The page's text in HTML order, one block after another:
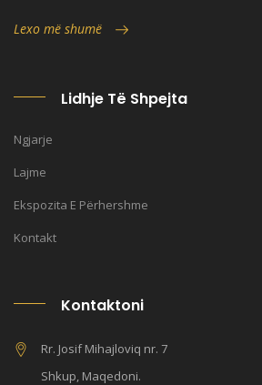
Lexo më shumë
Lidhje Të Shpejta
Ngjarje
Lajme
Ekspozita E Përhershme
Kontakt
Kontaktoni
Rr. Josif Mihajloviq nr. 7
Shkup, Maqedoni.